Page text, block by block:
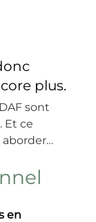
plus.
sont
Et ce
aborder…
en